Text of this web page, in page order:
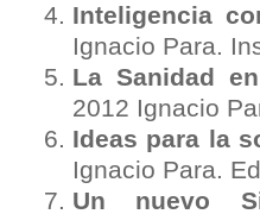
Inteligencia
Ignacio Para.
La Sanidad
2012 Ignacio
Ideas para la
Ignacio Para.
Un nuevo